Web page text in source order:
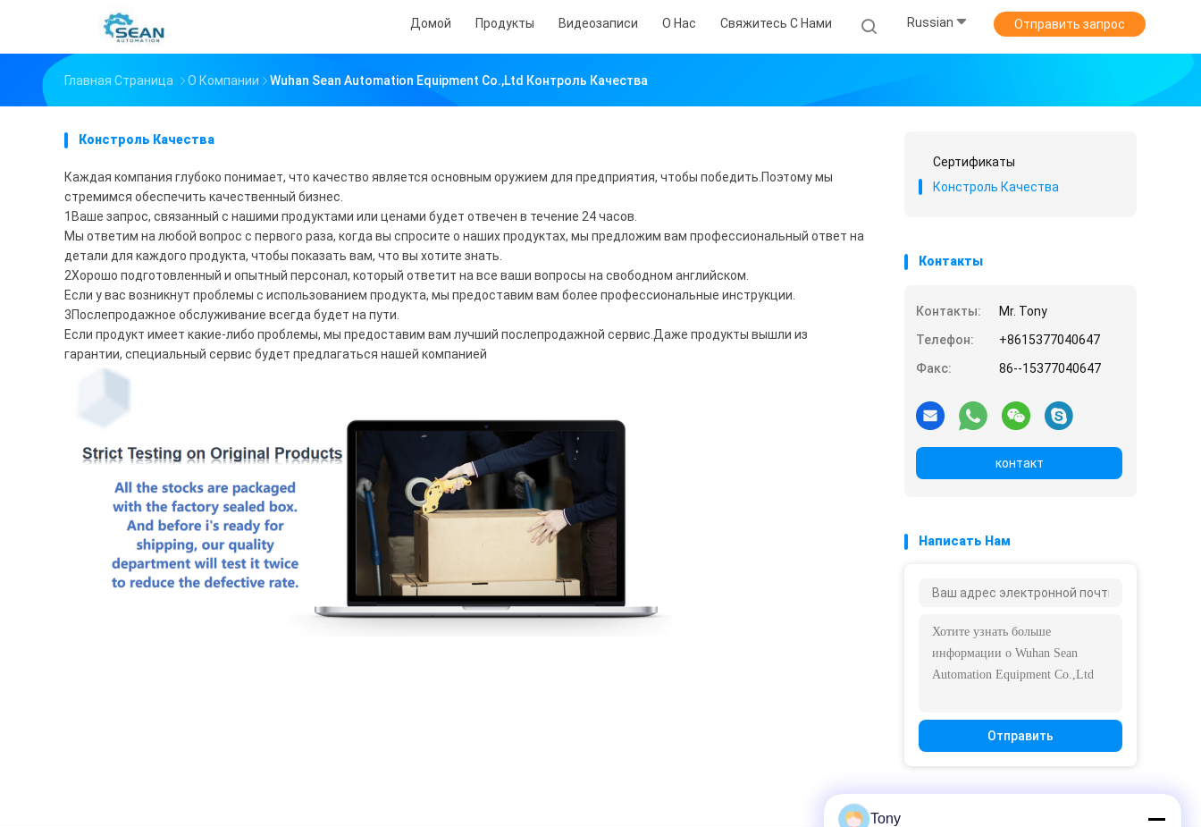
Домой Продукты Видеозаписи О Нас Свяжитесь С Нами Russian Отправить запрос
Главная Страница О Компании Wuhan Sean Automation Equipment Co.,Ltd Контроль Качества
Констроль Качества
Каждая компания глубоко понимает, что качество является основным оружием для предприятия, чтобы победить.Поэтому мы
стремимся обеспечить качественный бизнес.
1Ваше запрос, связанный с нашими продуктами или ценами будет отвечен в течение 24 часов.
Мы ответим на любой вопрос с первого раза, когда вы спросите о наших продуктах, мы предложим вам профессиональный ответ на
детали для каждого продукта, чтобы показать вам, что вы хотите знать.
2Хорошо подготовленный и опытный персонал, который ответит на все ваши вопросы на свободном английском.
Если у вас возникнут проблемы с использованием продукта, мы предоставим вам более профессиональные инструкции.
3Послепродажное обслуживание всегда будет на пути.
Если продукт имеет какие-либо проблемы, мы предоставим вам лучший послепродажной сервис.Даже продукты вышли из
гарантии, специальный сервис будет предлагаться нашей компанией
Сертификаты
Констроль Качества
Контакты
Контакты:
Mr. Tony
Телефон:
+8615377040647
Факс:
86--15377040647
контакт
Написать Нам
Отправить
Tony